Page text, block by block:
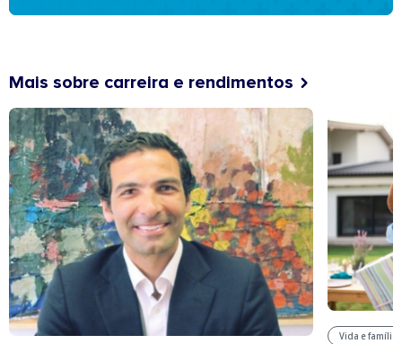
Mais sobre carreira e rendimentos
Vida e família